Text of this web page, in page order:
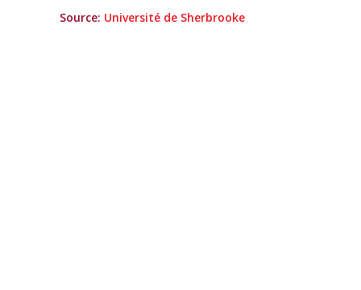
Source: Université de Sherbrooke